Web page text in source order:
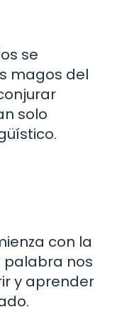
se
magos del
solo
con la
palabra nos
y aprender